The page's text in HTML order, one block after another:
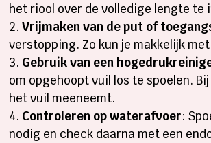
het riool over de volledige lengte te
Vrijmaken van de put of
verstopping. Zo kun je makkelijk
Gebruik van een
om opgehoopt vuil los te spoelen.
het vuil meeneemt.
Controleren op waterafvoer:
nodig en check daarna met een